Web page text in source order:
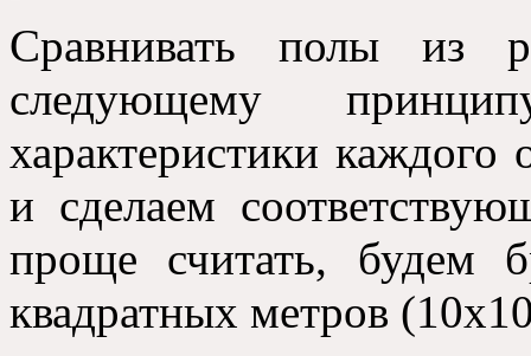
Сравнивать полы из
следующему
характеристики
и сделаем
проще считать, будем
квадратных метров